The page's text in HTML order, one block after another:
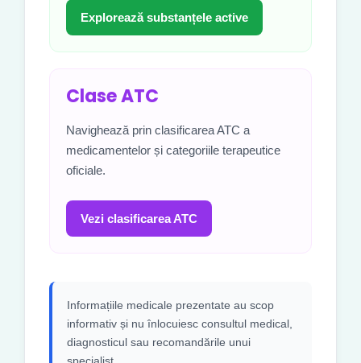
Explorează substanțele active
Clase ATC
Navighează prin clasificarea ATC a
medicamentelor și categoriile terapeutice
oficiale.
Vezi clasificarea ATC
Informațiile medicale prezentate au scop
informativ și nu înlocuiesc consultul medical,
diagnosticul sau recomandările unui